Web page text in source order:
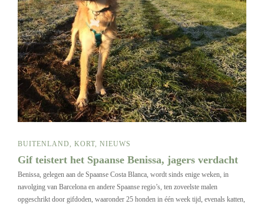
BUITENLAND, KORT, NIEUWS
Gif teistert het Spaanse Benissa, jagers verdacht
Benissa, gelegen aan de Spaanse Costa Blanca, wordt sinds enige weken, in
navolging van Barcelona en andere Spaanse regio’s, ten zoveelste malen
opgeschrikt door gifdoden, waaronder 25 honden in één week tijd, evenals katten,